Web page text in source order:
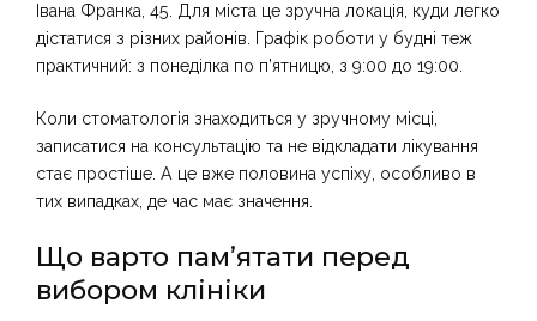
Івана Франка, 45. Для міста це зручна локація, куди легко
дістатися з різних районів. Графік роботи у будні теж
практичний: з понеділка по п’ятницю, з 9:00 до 19:00.
Коли стоматологія знаходиться у зручному місці,
записатися на консультацію та не відкладати лікування
стає простіше. А це вже половина успіху, особливо в
тих випадках, де час має значення.
Що варто пам’ятати перед
вибором клініки